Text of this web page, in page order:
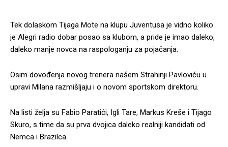
Tek dolaskom Tijaga Mote na klupu Juventusa je vidno koliko
je Alegri radio dobar posao sa klubom, a pride je imao daleko,
daleko manje novca na raspologanju za pojačanja.
Osim dovođenja novog trenera našem Strahinji Pavloviću u
upravi Milana razmišljaju i o novom sportskom direktoru.
Na listi želja su Fabio Paratići, Igli Tare, Markus Kreše i Tijago
Skuro, s time da su prva dvojica daleko realniji kandidati od
Nemca i Brazilca.